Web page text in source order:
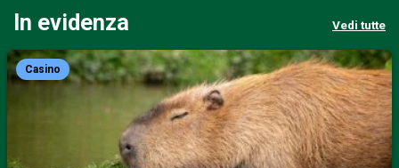
In evidenza Vedi tutte
Casino